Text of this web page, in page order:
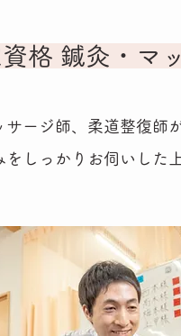
格 鍼灸・マ
サージ師、柔道整復師
をしっかりお伺いした